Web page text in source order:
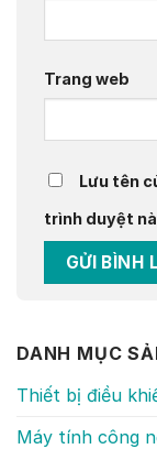
Trang web
Lưu tên
trình duyệt
DANH MỤC
Thiết bị điều
Máy tính công